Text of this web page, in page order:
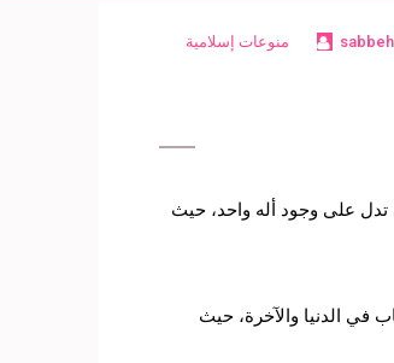
sabbeh منوعات إسلامية
على وجود أله واحد، حيث
في الدنيا والآخرة، حيث